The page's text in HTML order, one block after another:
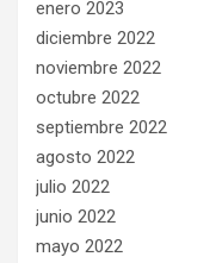
enero 2023
diciembre 2022
noviembre 2022
octubre 2022
septiembre 2022
agosto 2022
julio 2022
junio 2022
mayo 2022